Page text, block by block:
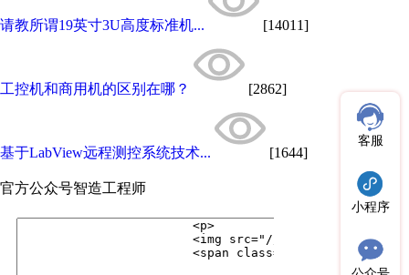
请教所谓19英寸3U高度标准机... [14011]
工控机和商用机的区别在哪？ [2862]
基于LabView远程测控系统技术... [1644]
官方公众号智造工程师
客服
小程序